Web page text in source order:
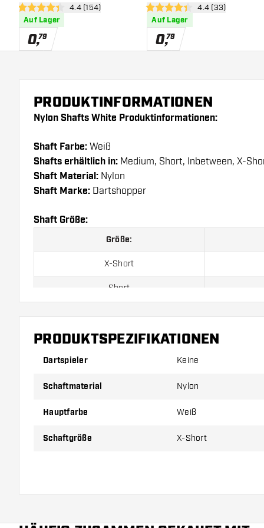
Bewertungsbereich öffnen
4.4 Bewertungssterne
4.4 (154)
Auf Lager
0,79
4.4 Bewertungssterne
4.4 (33)
Auf Lager
0,79
PRODUKTINFORMATIONEN
Nylon Shafts White Produktinformationen:
Shaft Farbe: Weiß
Shafts erhältlich in: Medium, Short, Inbetween, X-
Shaft Material: Nylon
Shaft Marke: Dartshopper
Shaft Größe:
Größe:
X-Short
Short
Medium
Preise gelten jeweils für ein Set (1 Set = 3 Stück).
PRODUKTSPEZIFIKATIONEN
Dartspieler Keine
Schaftmaterial Nylon
Hauptfarbe Weiß
Schaftgröße X-Short